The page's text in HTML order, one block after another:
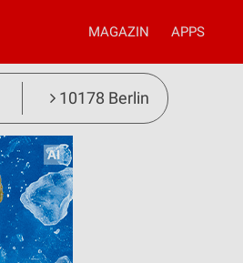
MAGAZIN APPS
10178 Berlin